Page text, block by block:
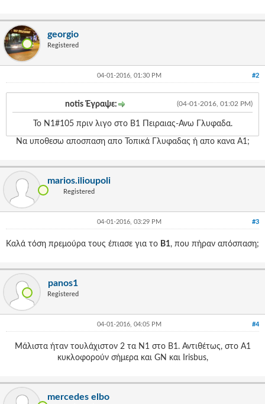
-
-
Γεια
σου,
Σύνδεση
Εγγραφή
georgio
Registered
#2
04-01-2016, 01:30 PM
(04-01-2016, 01:02 PM)
notis Έγραψε:
Το Ν1#105 πριν λιγο στο Β1 Πειραιας-Ανω Γλυφαδα.
Να υποθεσω αποσπαση απο Τοπικά Γλυφαδας ή απο κανα Α1;
marios.ilioupoli
Registered
#3
04-01-2016, 03:29 PM
Καλά τόση πρεμούρα τους έπιασε για το Β1, που πήραν απόσπαση;
panos1
Registered
#4
04-01-2016, 04:05 PM
Μάλιστα ήταν τουλάχιστον 2 τα Ν1 στο Β1. Αντιθέτως, στο Α1
κυκλοφορούν σήμερα και GN και Irisbus,
mercedes elbo